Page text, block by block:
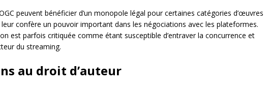
peuvent bénéficier d’un monopole légal pour certaines catégories d’œuvres
leur confère un pouvoir important dans les négociations avec les plateformes.
est parfois critiquée comme étant susceptible d’entraver la concurrence et
du streaming.
au droit d’auteur